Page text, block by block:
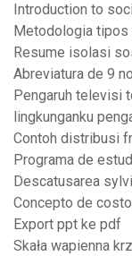
Introduction to
Metodologia
Resume isolasi
Abreviatura de 9
Pengaruh televisi
lingkunganku
Contoh distribusi
Programa de
Descatusarea
Concepto de
Export ppt ke pdf
Skała wapienna